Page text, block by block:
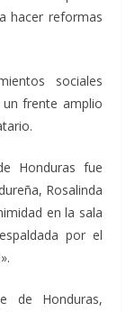
hacer reformas
sociales
frente amplio
Honduras fue
Rosalinda
en la sala
por el
de Honduras,